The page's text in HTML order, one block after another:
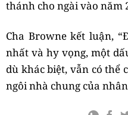
thánh cho ngài vào năm
Cha Browne kết luận,
nhất và hy vọng, một
dù khác biệt, vẫn có thể
ngôi nhà chung của